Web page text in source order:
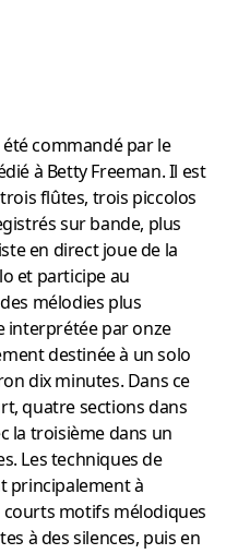
commandé par le
à Betty Freeman. Il est
flûtes, trois piccolos
sur bande, plus
en direct joue de la
et participe au
mélodies plus
interprétée par onze
destinée à un solo
dix minutes. Dans ce
quatre sections dans
la troisième dans un
Les techniques de
principalement à
motifs mélodiques
à des silences, puis en